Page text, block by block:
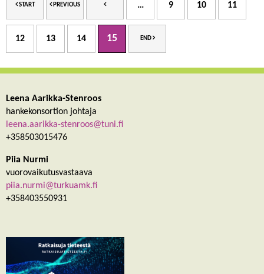
START PREVIOUS … 9 10 11
12 13 14 15 END
Leena Aarikka-Stenroos
hankekonsortion johtaja
leena.aarikka-stenroos@tuni.fi
+358503015476
Piia Nurmi
vuorovaikutusvastaava
piia.nurmi@turkuamk.fi
+358403550931